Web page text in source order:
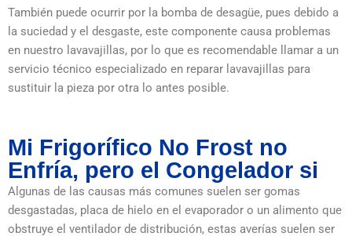
También puede ocurrir por la bomba de desagüe, pues debido a
la suciedad y el desgaste, este componente causa problemas
en nuestro lavavajillas, por lo que es recomendable llamar a un
servicio técnico especializado en reparar lavavajillas para
sustituir la pieza por otra lo antes posible.
Mi Frigorífico No Frost no
Enfría, pero el Congelador si
Algunas de las causas más comunes suelen ser gomas
desgastadas, placa de hielo en el evaporador o un alimento que
obstruye el ventilador de distribución, estas averías suelen ser